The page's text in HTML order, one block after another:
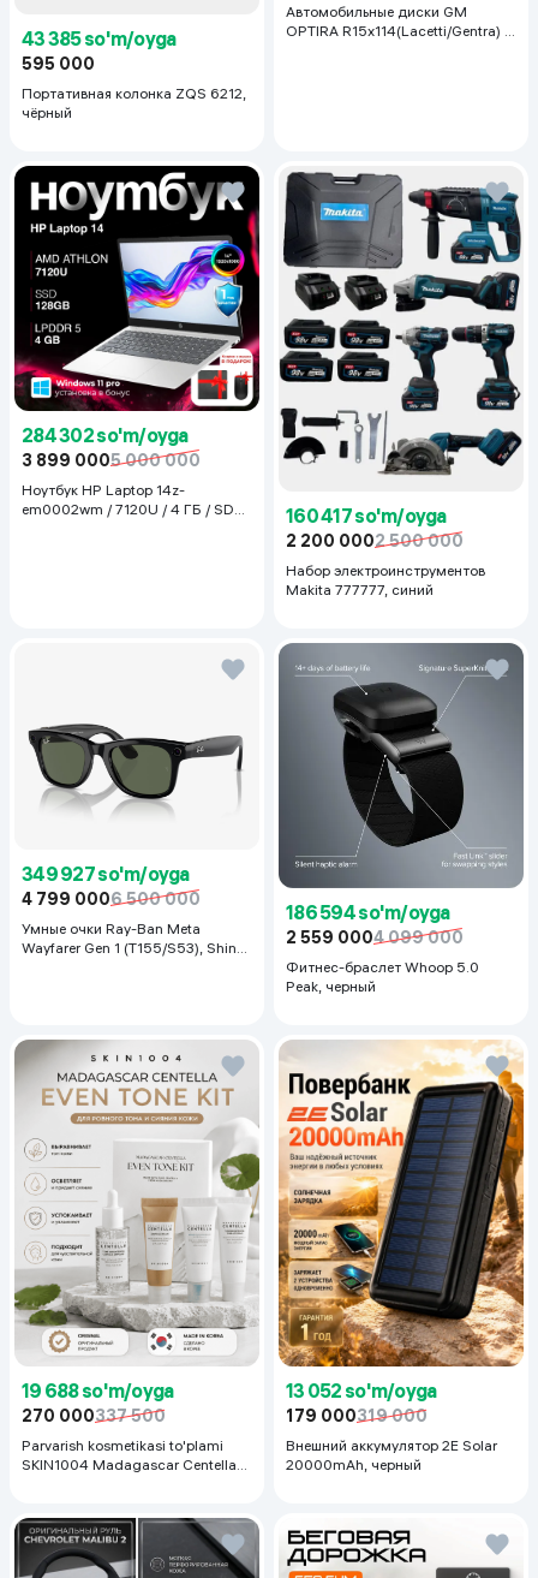
43 385 so'm/oyga
595 000
Портативная колонка ZQS 6212,
чёрный
Автомобильные диски GM
OPTIRA R15x114(Lacetti/Gentra) 1
284 302 so'm/oyga
3 899 0005 000 000
Ноутбук HP Laptop 14z-
em0002wm / 7120U / 4 ГБ / SDD
160 417 so'm/oyga
2 200 0002 500 000
Набор электроинструментов
Makita 777777, синий
349 927 so'm/oyga
4 799 0006 500 000
Умные очки Ray-Ban Meta
Wayfarer Gen 1 (T155/S53), Shiny
186 594 so'm/oyga
2 559 0004 099 000
Фитнес-браслет Whoop 5.0
Peak, черный
19 688 so'm/oyga
270 000337 500
Parvarish kosmetikasi to'plami
SKIN1004 Madagascar Centella
13 052 so'm/oyga
179 000319 000
Внешний аккумулятор 2E Solar
20000mAh, черный